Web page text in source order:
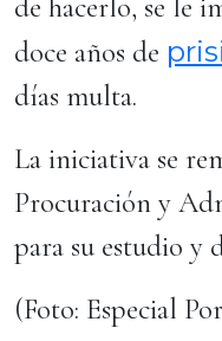
de hacerlo, se le
doce años de
días multa.
La iniciativa se
Procuración y
para su estudio y
(Foto: Especial